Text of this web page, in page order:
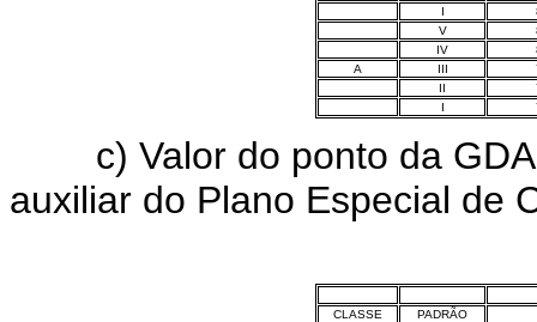
I
V
IV
A
III
II
I
c) Valor do ponto da
auxiliar do Plano Especial de
CLASSE
PADRÃO